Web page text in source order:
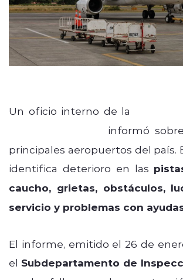
Un oficio interno de la
informó
principales aeropuertos del país.
identifica deterioro en las
caucho, grietas, obstáculos,
servicio y problemas con
El informe, emitido el 26 de
el Subdepartamento de